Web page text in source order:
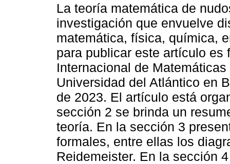
La teoría matemática de
investigación que envuelve
matemática, física, química,
para publicar este artículo es
Internacional de
Universidad del Atlántico en
de 2023. El artículo está
sección 2 se brinda un
teoría. En la sección 3
formales, entre ellas los
Reidemeister. En la sección